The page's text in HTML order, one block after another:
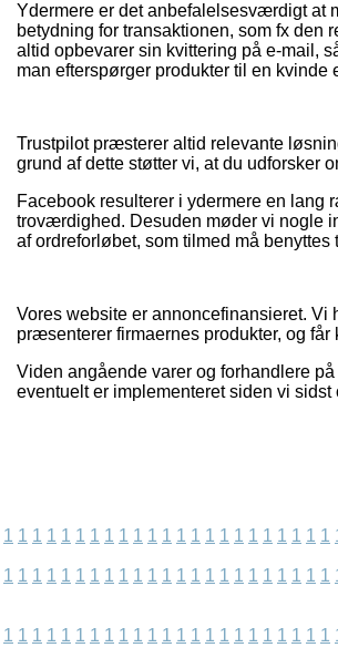
Ydermere er det anbefalelsesværdigt at
betydning for transaktionen, som fx den
altid opbevarer sin kvittering på e-mail,
man efterspørger produkter til en kvinde
Trustpilot præsterer altid relevante
grund af dette støtter vi, at du udforsker
Facebook resulterer i ydermere en
troværdighed. Desuden møder vi nogle
af ordreforløbet, som tilmed må
Vores website er annoncefinansieret.
præsenterer firmaernes produkter, og
Viden angående varer og forhandlere
eventuelt er implementeret siden vi
1 1 1 1 1 1 1 1 1 1 1 1 1 1 1 1 1 1 1 1 1 1 1
1 1 1 1 1 1 1 1 1 1 1 1 1 1 1 1 1 1 1 1 1 1 1
1 1 1 1 1 1 1 1 1 1 1 1 1 1 1 1 1 1 1 1 1 1 1